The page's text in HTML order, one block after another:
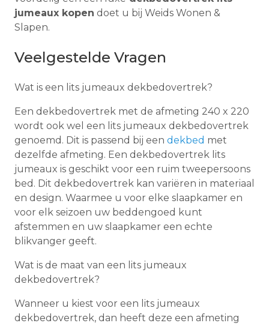
jumeaux kopen doet u bij Weids Wonen &
Slapen.
Veelgestelde Vragen
Wat is een lits jumeaux dekbedovertrek?
Een dekbedovertrek met de afmeting 240 x 220
wordt ook wel een lits jumeaux dekbedovertrek
genoemd. Dit is passend bij een dekbed met
dezelfde afmeting. Een dekbedovertrek lits
jumeaux is geschikt voor een ruim tweepersoons
bed. Dit dekbedovertrek kan variëren in materiaal
en design. Waarmee u voor elke slaapkamer en
voor elk seizoen uw beddengoed kunt
afstemmen en uw slaapkamer een echte
blikvanger geeft.
Wat is de maat van een lits jumeaux
dekbedovertrek?
Wanneer u kiest voor een lits jumeaux
dekbedovertrek, dan heeft deze een afmeting